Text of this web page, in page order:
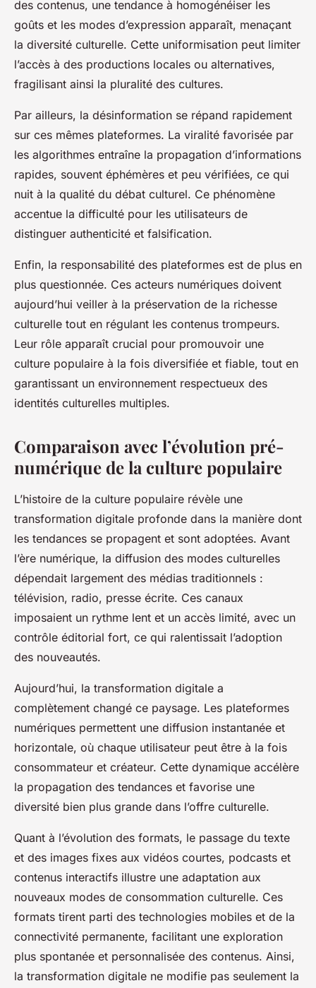
des contenus, une tendance à homogénéiser les
goûts et les modes d’expression apparaît, menaçant
la diversité culturelle. Cette uniformisation peut limiter
l’accès à des productions locales ou alternatives,
fragilisant ainsi la pluralité des cultures.
Par ailleurs, la désinformation se répand rapidement
sur ces mêmes plateformes. La viralité favorisée par
les algorithmes entraîne la propagation d’informations
rapides, souvent éphémères et peu vérifiées, ce qui
nuit à la qualité du débat culturel. Ce phénomène
accentue la difficulté pour les utilisateurs de
distinguer authenticité et falsification.
Enfin, la responsabilité des plateformes est de plus en
plus questionnée. Ces acteurs numériques doivent
aujourd’hui veiller à la préservation de la richesse
culturelle tout en régulant les contenus trompeurs.
Leur rôle apparaît crucial pour promouvoir une
culture populaire à la fois diversifiée et fiable, tout en
garantissant un environnement respectueux des
identités culturelles multiples.
Comparaison avec l’évolution pré-
numérique de la culture populaire
L’histoire de la culture populaire révèle une
transformation digitale profonde dans la manière dont
les tendances se propagent et sont adoptées. Avant
l’ère numérique, la diffusion des modes culturelles
dépendait largement des médias traditionnels :
télévision, radio, presse écrite. Ces canaux
imposaient un rythme lent et un accès limité, avec un
contrôle éditorial fort, ce qui ralentissait l’adoption
des nouveautés.
Aujourd’hui, la transformation digitale a
complètement changé ce paysage. Les plateformes
numériques permettent une diffusion instantanée et
horizontale, où chaque utilisateur peut être à la fois
consommateur et créateur. Cette dynamique accélère
la propagation des tendances et favorise une
diversité bien plus grande dans l’offre culturelle.
Quant à l’évolution des formats, le passage du texte
et des images fixes aux vidéos courtes, podcasts et
contenus interactifs illustre une adaptation aux
nouveaux modes de consommation culturelle. Ces
formats tirent parti des technologies mobiles et de la
connectivité permanente, facilitant une exploration
plus spontanée et personnalisée des contenus. Ainsi,
la transformation digitale ne modifie pas seulement la